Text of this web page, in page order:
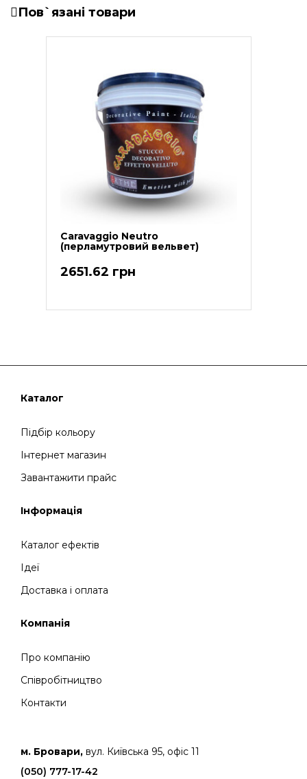
Пов`язані товари
Caravaggio Neutro
(перламутровий вельвет)
2651.62 грн
Каталог
Підбір кольору
Інтернет магазин
Завантажити прайс
Інформація
Каталог ефектів
Ідеї
Доставка і оплата
Компанія
Про компанію
Співробітництво
Контакти
м. Бровари, вул. Київська 95, офіс 11
(050) 777-17-42